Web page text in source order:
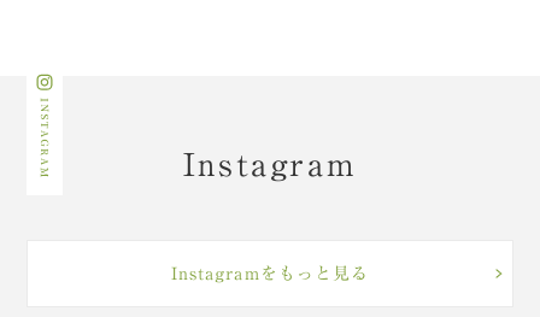
Instagram
Instagramをもっと見る